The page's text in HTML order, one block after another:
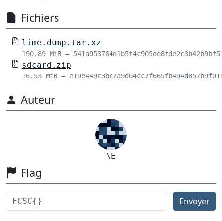
Fichiers
lime.dump.tar.xz
190.89 MiB –
sdcard.zip
16.53 MiB –
Auteur
\E
Flag
Envoyer